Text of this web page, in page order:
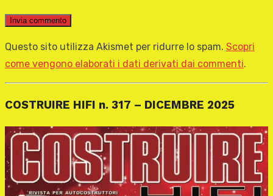
Questo sito utilizza Akismet per ridurre lo spam. Scopri
come vengono elaborati i dati derivati dai commenti.
COSTRUIRE HIFI n. 317 – DICEMBRE 2025